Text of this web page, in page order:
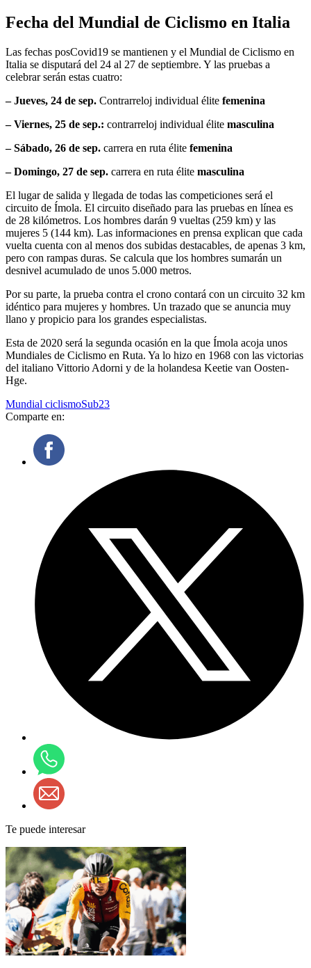
Fecha del Mundial de Ciclismo en Italia
Las fechas posCovid19 se mantienen y el Mundial de Ciclismo en
Italia se disputará del 24 al 27 de septiembre. Y las pruebas a
celebrar serán estas cuatro:
– Jueves, 24 de sep. Contrarreloj individual élite femenina
– Viernes, 25 de sep.: contrarreloj individual élite masculina
– Sábado, 26 de sep. carrera en ruta élite femenina
–Domingo, 27 de sep. carrera en ruta élite masculina
El lugar de salida y llegada de todas las competiciones será el
circuito de Ímola. El circuito diseñado para las pruebas en línea es
de 28 kilómetros. Los hombres darán 9 vueltas (259 km) y las
mujeres 5 (144 km). Las informaciones en prensa explican que cada
vuelta cuenta con al menos dos subidas destacables, de apenas 3 km,
pero con rampas duras. Se calcula que los hombres sumarán un
desnivel acumulado de unos 5.000 metros.
Por su parte, la prueba contra el crono contará con un circuito 32 km
idéntico para mujeres y hombres. Un trazado que se anuncia muy
llano y propicio para los grandes especialistas.
Esta de 2020 será la segunda ocasión en la que Ímola acoja unos
Mundiales de Ciclismo en Ruta. Ya lo hizo en 1968 con las victorias
del italiano Vittorio Adorni y de la holandesa Keetie van Oosten-
Hge.
Mundial ciclismoSub23
Comparte en:
Te puede interesar